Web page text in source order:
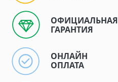
ОФИЦИАЛЬНАЯ
ГАРАНТИЯ
ОНЛАЙН
ОПЛАТА